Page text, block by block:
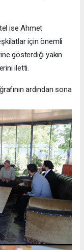
ise Ahmet
için önemli
gösterdiği yakın
iletti.
ardından sona